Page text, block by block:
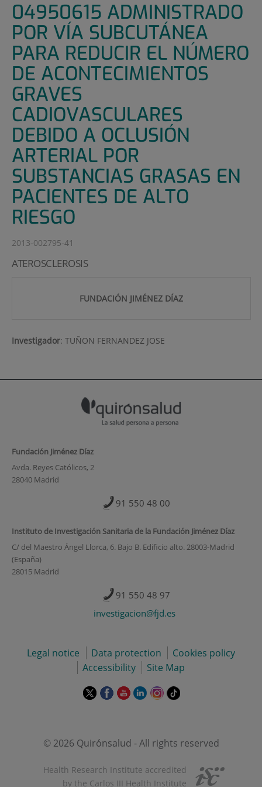
04950615 ADMINISTRADO
POR VÍA SUBCUTÁNEA
PARA REDUCIR EL NÚMERO
DE ACONTECIMIENTOS
GRAVES
CADIOVASCULARES
DEBIDO A OCLUSIÓN
ARTERIAL POR
SUBSTANCIAS GRASAS EN
PACIENTES DE ALTO
RIESGO
2013-002795-41
ATEROSCLEROSIS
FUNDACIÓN JIMÉNEZ DÍAZ
Investigador: TUÑON FERNANDEZ JOSE
Fundación Jiménez Díaz
Avda. Reyes Católicos, 2
28040 Madrid
91 550 48 00
Instituto de Investigación Sanitaria de la Fundación Jiménez Díaz
C/ del Maestro Ángel Llorca, 6. Bajo B. Edificio alto. 28003-Madrid
(España)
28015 Madrid
91 550 48 97
investigacion@fjd.es
Legal notice Data protection
Cookies policy
Accessibility
Site Map
This
in
pop-
up
This
in
pop-
This
in
pop-
This
in
up
This
in
pop-
Link
© 2026 Quirónsalud - All rights reserved
Health Research Institute accredited
by the Carlos III Health Institute